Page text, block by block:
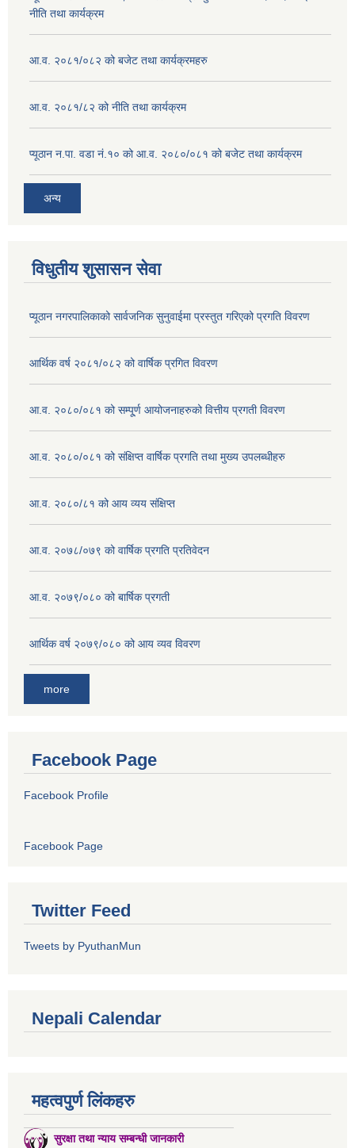
नीति तथा कार्यक्रम
आ.व. २०८१/०८२ को बजेट तथा कार्यक्रमहरु
आ.व. २०८१/८२ को नीति तथा कार्यक्रम
प्यूठान न.पा. वडा नं.१० को आ.व. २०८०/०८१ को बजेट तथा कार्यक्रम
अन्य
विधुतीय शुसासन सेवा
प्यूठान नगरपालिकाको सार्वजनिक सुनुवाईमा प्रस्तुत गरिएको प्रगति विवरण
आर्थिक वर्ष २०८१/०८२ को वार्षिक प्रगित विवरण
आ.व. २०८०/०८१ को सम्पू्र्ण आयोजनाहरुको वित्तीय प्रगती विवरण
आ.व. २०८०/०८१ को संक्षिप्त वार्षिक प्रगति तथा मुख्य उपलब्धीहरु
आ.व. २०८०/८१ को आय व्यय संक्षिप्त
आ.व. २०७८/०७९ को वार्षिक प्रगति प्रतिवेदन
आ.व. २०७९/०८० को बार्षिक प्रगती
आर्थिक वर्ष २०७९/०८० को आय व्यव विवरण
more
Facebook Page
Facebook Profile
Facebook Page
Twitter Feed
Tweets by PyuthanMun
Nepali Calendar
महत्वपुर्ण लिंकहरु
सुरक्षा तथा न्याय सम्बन्धी जानकारी